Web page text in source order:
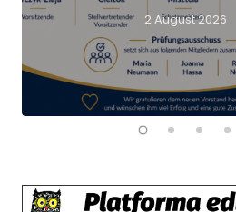
2 August 2026